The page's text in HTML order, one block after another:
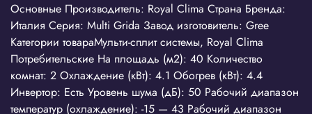
Основные Производитель: Royal Clima Страна Бренда:
Италия Серия: Multi Grida Завод изготовитель: Gree
Категории товараМульти-сплит системы, Royal Clima
Потребительские На площадь (м2): 40 Количество
комнат: 2 Охлаждение (кВт): 4.1 Обогрев (кВт): 4.4
Инвертор: Есть Уровень шума (дБ): 50 Рабочий диапазон
температур (охлаждение): -15 — 43 Рабочий диапазон